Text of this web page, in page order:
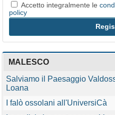
Accetto integralmente le
policy
MALESCO
Salviamo il Paesaggio
Loana
I falò ossolani all'UniversiCà